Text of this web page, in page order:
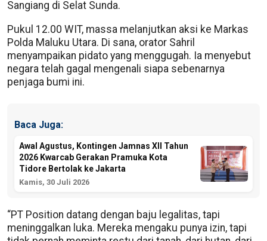
Sangiang di Selat Sunda.
Pukul 12.00 WIT, massa melanjutkan aksi ke Markas
Polda Maluku Utara. Di sana, orator Sahril
menyampaikan pidato yang menggugah. Ia menyebut
negara telah gagal mengenali siapa sebenarnya
penjaga bumi ini.
Baca Juga:
Awal Agustus, Kontingen Jamnas XII Tahun
2026 Kwarcab Gerakan Pramuka Kota
Tidore Bertolak ke Jakarta
Kamis, 30 Juli 2026
“PT Position datang dengan baju legalitas, tapi
meninggalkan luka. Mereka mengaku punya izin, tapi